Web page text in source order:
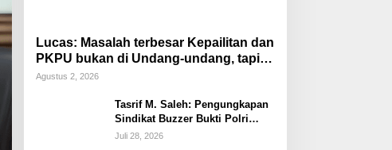
Lucas: Masalah terbesar Kepailitan dan
PKPU bukan di Undang-undang, tapi di
Hukum Acara!!!
Agustus 2, 2026
Tasrif M. Saleh: Pengungkapan
Sindikat Buzzer Bukti Polri
Makin Adaptif Hadapi Kejahatan
Juli 28, 2026